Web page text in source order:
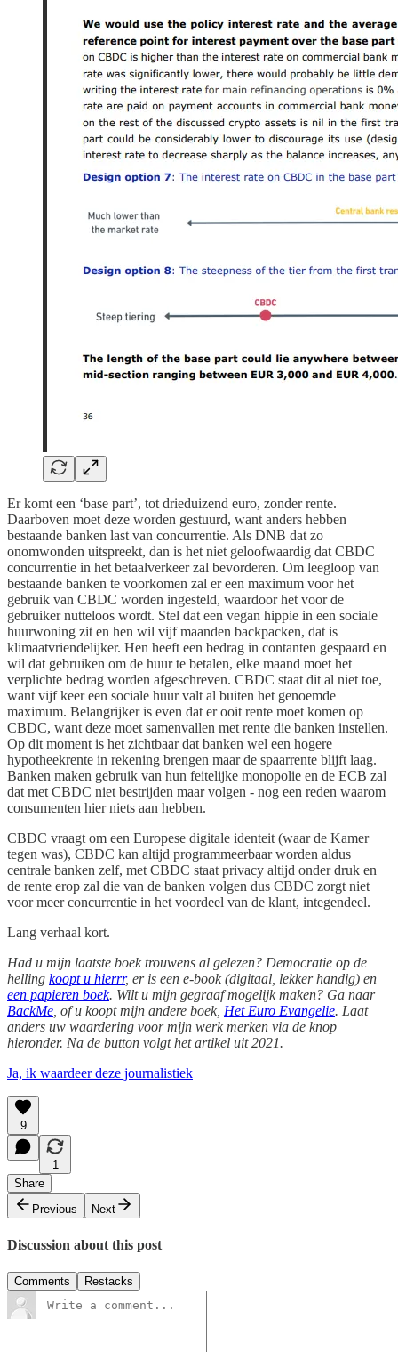
Er komt een ‘base part’, tot drieduizend euro, zonder rente.
Daarboven moet deze worden gestuurd, want anders hebben
bestaande banken last van concurrentie. Als DNB dat zo
onomwonden uitspreekt, dan is het niet geloofwaardig dat CBDC
concurrentie in het betaalverkeer zal bevorderen. Om leegloop van
bestaande banken te voorkomen zal er een maximum voor het
gebruik van CBDC worden ingesteld, waardoor het voor de
gebruiker nutteloos wordt. Stel dat een vegan hippie in een sociale
huurwoning zit en hen wil vijf maanden backpacken, dat is
klimaatvriendelijker. Hen heeft een bedrag in contanten gespaard en
wil dat gebruiken om de huur te betalen, elke maand moet het
verplichte bedrag worden afgeschreven. CBDC staat dit al niet toe,
want vijf keer een sociale huur valt al buiten het genoemde
maximum. Belangrijker is even dat er ooit rente moet komen op
CBDC, want deze moet samenvallen met rente die banken instellen.
Op dit moment is het zichtbaar dat banken wel een hogere
hypotheekrente in rekening brengen maar de spaarrente blijft laag.
Banken maken gebruik van hun feitelijke monopolie en de ECB zal
dat met CBDC niet bestrijden maar volgen - nog een reden waarom
consumenten hier niets aan hebben.
CBDC vraagt om een Europese digitale identeit (waar de Kamer
tegen was), CBDC kan altijd programmeerbaar worden aldus
centrale banken zelf, met CBDC staat privacy altijd onder druk en
de rente erop zal die van de banken volgen dus CBDC zorgt niet
voor meer concurrentie in het voordeel van de klant, integendeel.
Lang verhaal kort.
Had u mijn laatste boek trouwens al gelezen? Democratie op de
helling koopt u hierrr, er is een e-book (digitaal, lekker handig) en
een papieren boek. Wilt u mijn gegraaf mogelijk maken? Ga naar
BackMe , of u koopt mijn andere boek, Het Euro Evangelie. Laat
anders uw waardering voor mijn werk merken via de knop
hieronder. Na de button volgt het artikel uit 2021.
Ja, ik waardeer deze journalistiek
9
1
Share
Previous
Next
Discussion about this post
Comments Restacks